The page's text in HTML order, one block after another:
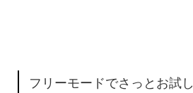
フリーモードでさっとお試し